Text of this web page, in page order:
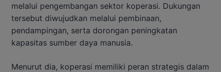
melalui pengembangan sektor koperasi. Dukungan
tersebut diwujudkan melalui pembinaan,
pendampingan, serta dorongan peningkatan
kapasitas sumber daya manusia.
Menurut dia, koperasi memiliki peran strategis dalam